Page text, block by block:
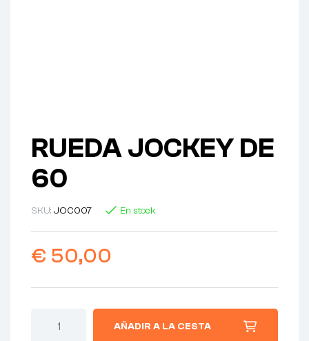
RUEDA JOCKEY DE
60
SKU: JOC007 En stock
€ 50,00
AÑADIR A LA CESTA